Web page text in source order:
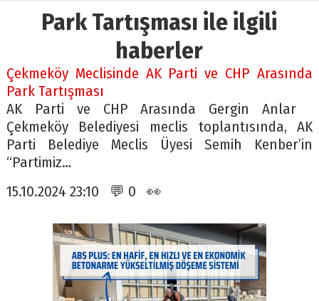
Park Tartışması ile ilgili
haberler
Çekmeköy Meclisinde AK Parti ve CHP Arasında
Park Tartışması
AK Parti ve CHP Arasında Gergin Anlar
Çekmeköy Belediyesi meclis toplantısında, AK
Parti Belediye Meclis Üyesi Semih Kenber’in
“Partimiz…
15.10.2024 23:10 💬 0 👀